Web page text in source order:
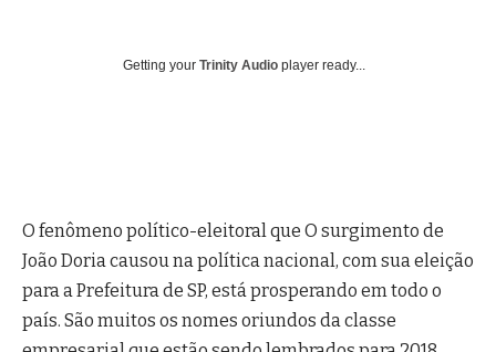
Getting your Trinity Audio player ready...
O fenômeno político-eleitoral que O surgimento de
João Doria causou na política nacional, com sua eleição
para a Prefeitura de SP, está prosperando em todo o
país. São muitos os nomes oriundos da classe